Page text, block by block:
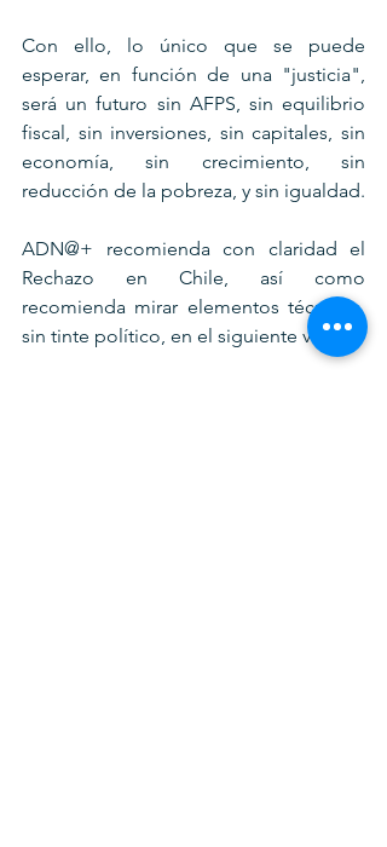
Con ello, lo único que se puede
esperar, en función de una "justicia",
será un futuro sin AFPS, sin equilibrio
fiscal, sin inversiones, sin capitales, sin
economía, sin crecimiento, sin
ADN@+ recomienda con claridad el
Rechazo en Chile, así como
recomienda mirar elementos técnicos,
sin tinte político, en el siguiente video: